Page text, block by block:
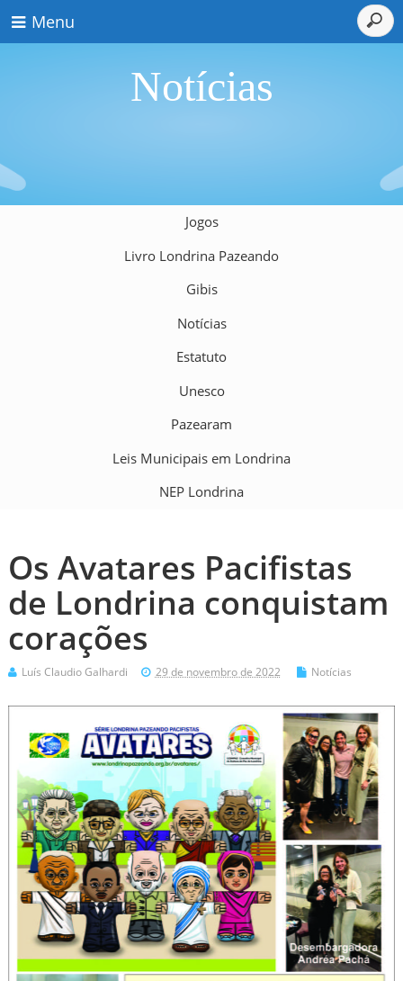
Menu
Notícias
Jogos
Livro Londrina Pazeando
Gibis
Notícias
Estatuto
Unesco
Pazearam
Leis Municipais em Londrina
NEP Londrina
Os Avatares Pacifistas
de Londrina conquistam
corações
Luís Claudio Galhardi 29 de novembro de 2022 Notícias